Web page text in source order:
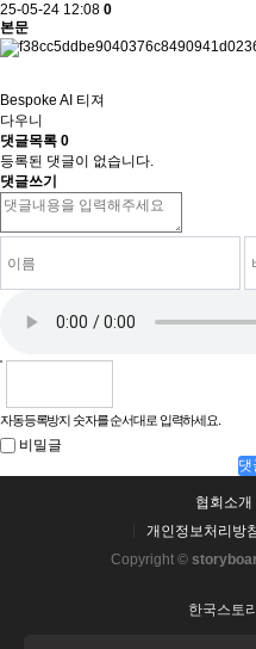
25-05-24 12:08 0
본문
Bespoke AI 티져
다우니
댓글목록 0
등록된 댓글이 없습니다.
댓글쓰기
자동등록방지 숫자를 순서대로 입력하세요.
비밀글
댓
협회소개
개인정보처리방
Copyright ©
한국스토